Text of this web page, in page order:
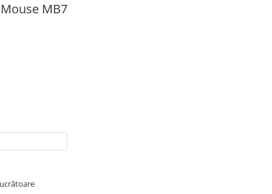
MB7